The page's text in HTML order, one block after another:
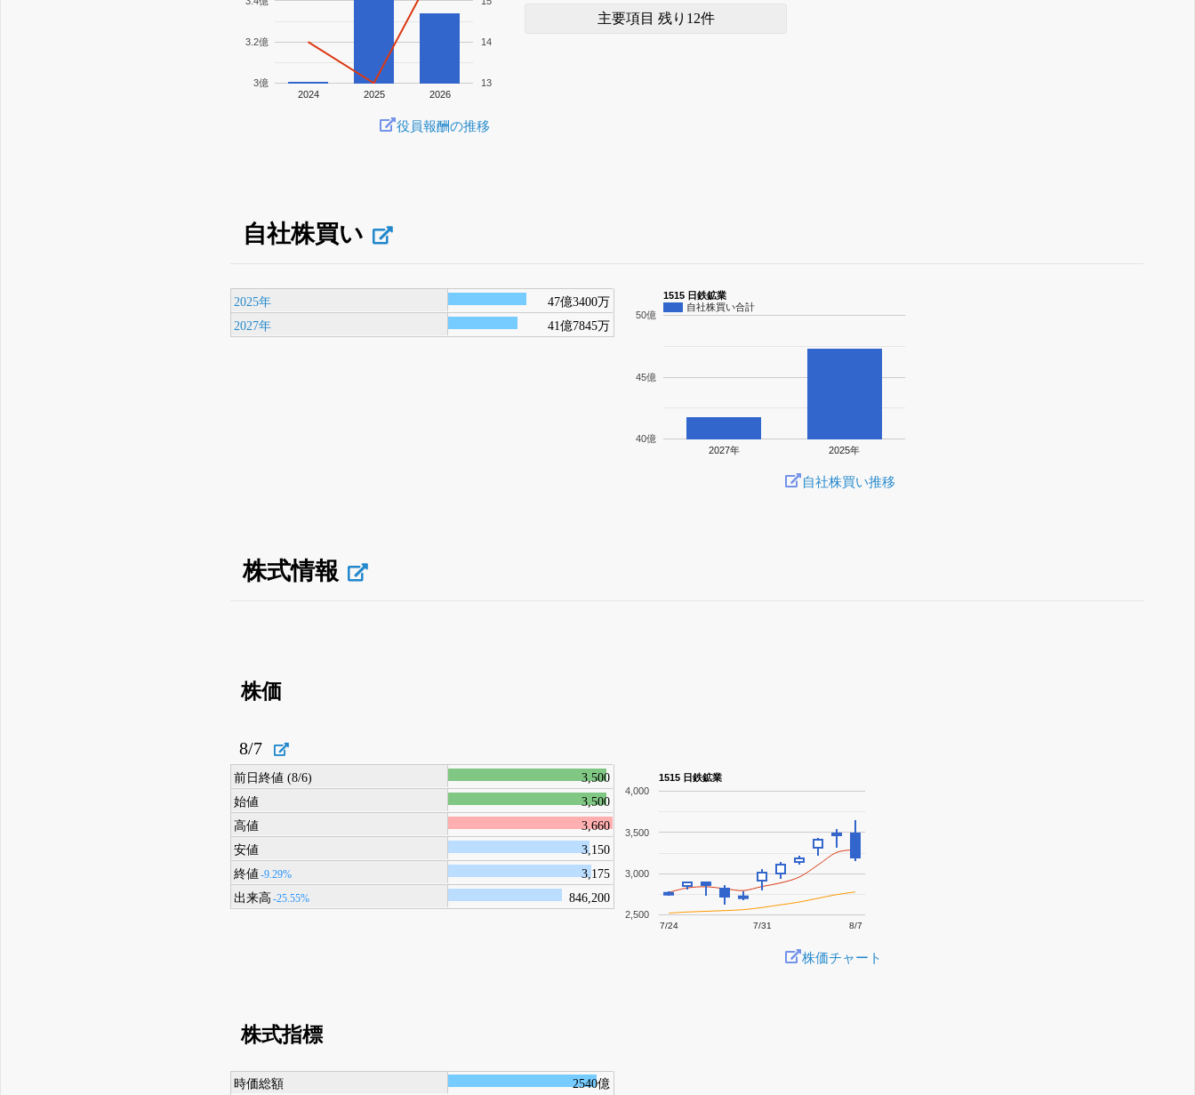
2024 2025 2026
3億
3.2億
13
14
役員報酬の推移
主要項目 残り12件
自社株買い
2025年
47億3400万
2027年
41億7845万
1515 日鉄鉱業
自社株買い合計
2027年 2025年
40億
45億
50億
自社株買い推移
株式情報
株価
8/7
前日終値 (8/6)
3,500
始値
3,500
高値
3,660
安値
3,150
終値 -9.29%
3,175
出来高 -25.55% 846,200
1515 日鉄鉱業
7/24 7/31 8/7
2,500
3,000
3,500
4,000
株価チャート
株式指標
時価総額 2540億